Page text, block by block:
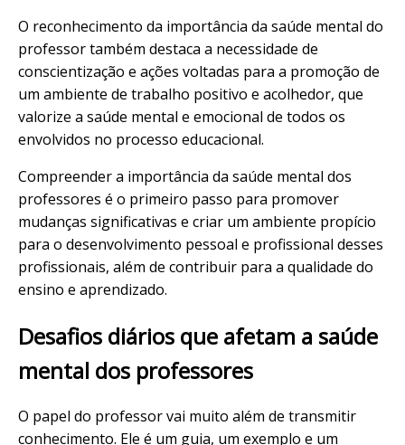
O reconhecimento da importância da saúde mental do
professor também destaca a necessidade de
conscientização e ações voltadas para a promoção de
um ambiente de trabalho positivo e acolhedor, que
valorize a saúde mental e emocional de todos os
envolvidos no processo educacional.
Compreender a importância da saúde mental dos
professores é o primeiro passo para promover
mudanças significativas e criar um ambiente propício
para o desenvolvimento pessoal e profissional desses
profissionais, além de contribuir para a qualidade do
ensino e aprendizado.
Desafios diários que afetam a saúde
mental dos professores
O papel do professor vai muito além de transmitir
conhecimento. Ele é um guia, um exemplo e um